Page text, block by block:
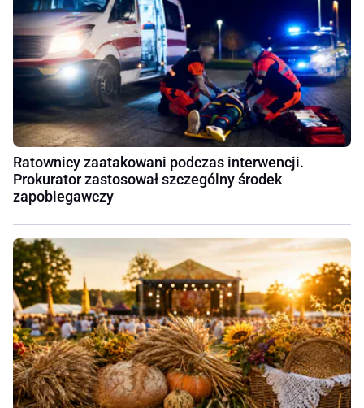
Ratownicy zaatakowani podczas interwencji.
Prokurator zastosował szczególny środek
zapobiegawczy